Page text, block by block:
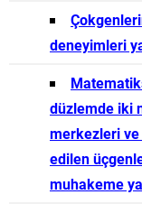
deneyimleri
düzlemde iki
merkezleri
edilen
muhakeme